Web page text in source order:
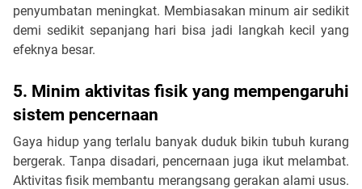
penyumbatan meningkat. Membiasakan minum air sedikit
demi sedikit sepanjang hari bisa jadi langkah kecil yang
efeknya besar.
5. Minim aktivitas fisik yang mempengaruhi
sistem pencernaan
Gaya hidup yang terlalu banyak duduk bikin tubuh kurang
bergerak. Tanpa disadari, pencernaan juga ikut melambat.
Aktivitas fisik membantu merangsang gerakan alami usus.